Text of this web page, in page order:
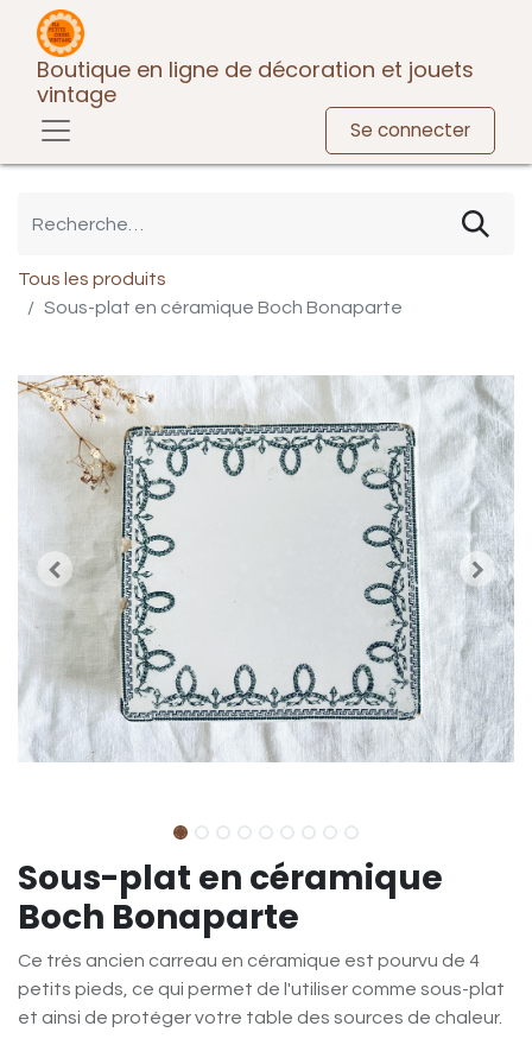
Boutique en ligne de décoration et jouets
vintage
Se connecter
Tous les produits
Sous-plat en céramique Boch Bonaparte
Sous-plat en céramique
Boch Bonaparte
Ce très ancien carreau en céramique est pourvu de 4
petits pieds, ce qui permet de l'utiliser comme sous-plat
et ainsi de protéger votre table des sources de chaleur.